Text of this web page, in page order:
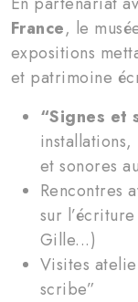
France, le
expositions
et patrimoine
“Signes et
et sonores
Rencontres
sur
Gille...)
Visites
scribe”